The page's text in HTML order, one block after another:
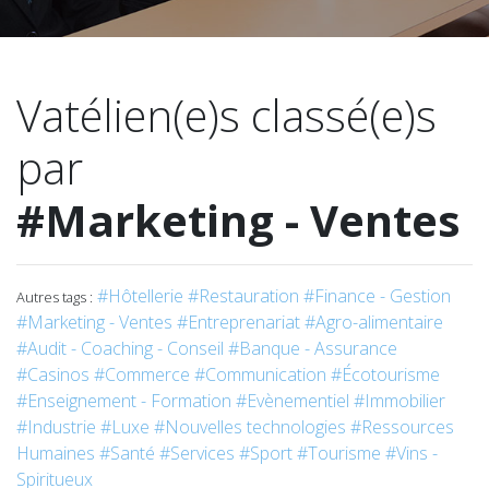
Vatélien(e)s classé(e)s
par
#Marketing - Ventes
Autres tags : #Hôtellerie #Restauration #Finance - Gestion
#Marketing - Ventes #Entreprenariat#Agro-alimentaire
#Audit - Coaching - Conseil #Banque - Assurance
#Casinos #Commerce #Communication #Écotourisme
#Enseignement - Formation #Evènementiel #Immobilier
#Industrie #Luxe #Nouvelles technologies #Ressources
Humaines #Santé #Services #Sport#Tourisme #Vins -
Spiritueux